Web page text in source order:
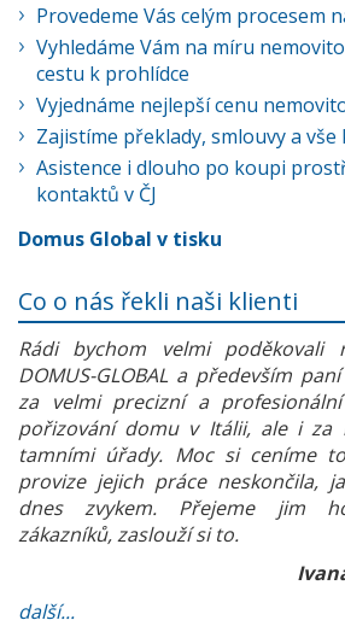
Provedeme Vás celým procesem
Vyhledáme Vám na míru
cestu k prohlídce
Vyjednáme nejlepší cenu
Zajistíme překlady, smlouvy a vše
Asistence i dlouho po koupi
kontaktů v ČJ
Domus Global v tisku
Co o nás řekli naši klienti
Rádi bychom velmi poděkovali
DOMUS-GLOBAL a především
za velmi precizní a
pořizování domu v Itálii, ale i za
tamními úřady. Moc si ceníme
provize jejich práce neskončila,
dnes zvykem. Přejeme jim
zákazníků, zaslouží si to.
další...